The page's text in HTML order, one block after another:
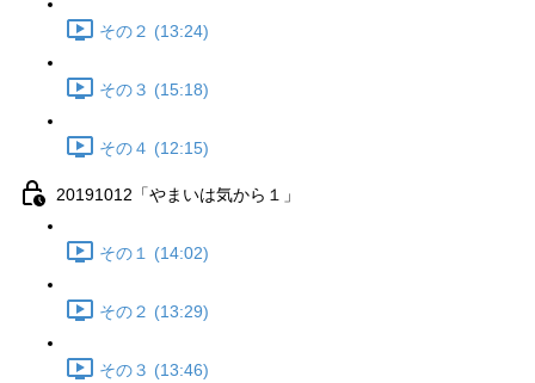
その２ (13:24)
その３ (15:18)
その４ (12:15)
20191012「やまいは気から１」
その１ (14:02)
その２ (13:29)
その３ (13:46)